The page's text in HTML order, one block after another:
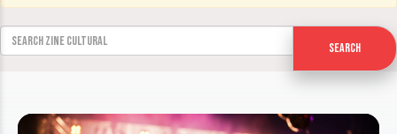
Search for:
Search